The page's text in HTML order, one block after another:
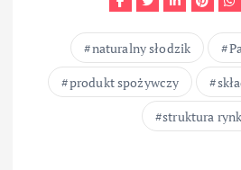
naturalny słodzik
produkt spożywczy
struktura